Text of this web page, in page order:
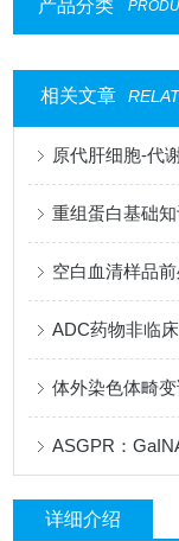
产品分类
相关文章
重组蛋白基础
空白血清样品
ADC药物非临
体外染色体畸
详细介绍